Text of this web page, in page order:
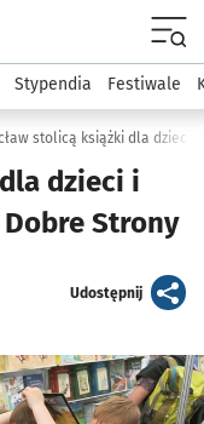
Kultura
Stypendia Festiwale
stolicą książki dla dzieci i
dzieci i
Strony
Udostępnijartykuł